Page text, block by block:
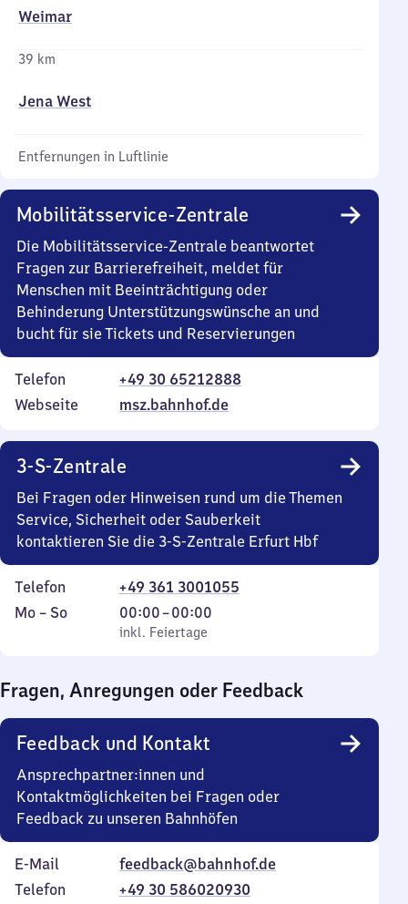
Weimar
39 km
Jena West
Entfernungen in Luftlinie
Mobilitätsservice-Zentrale
Die Mobilitätsservice-Zentrale beantwortet
Fragen zur Barrierefreiheit, meldet für
Menschen mit Beeinträchtigung oder
Behinderung Unterstützungswünsche an und
bucht für sie Tickets und Reservierungen
Telefon
+49 30 65212888
Webseite
msz.bahnhof.de
3-S-Zentrale
Bei Fragen oder Hinweisen rund um die Themen
Service, Sicherheit oder Sauberkeit
kontaktieren Sie die 3-S-Zentrale Erfurt Hbf
Telefon
+49 361 3001055
Montag
Mo – So,
inkl. Feiertage
00:00–00:00
Von
0
0
Uhr
inkl. Feiertage
Fragen, Anregungen oder Feedback
Feedback und Kontakt
Ansprechpartner:innen und
Kontaktmöglichkeiten bei Fragen oder
Feedback zu unseren Bahnhöfen
E-Mail
feedback@bahnhof.de
Telefon
+49 30 586020930